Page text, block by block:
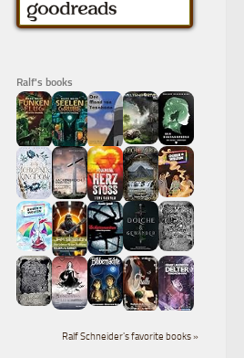
Ralf's books
Ralf Schneider's favorite books »